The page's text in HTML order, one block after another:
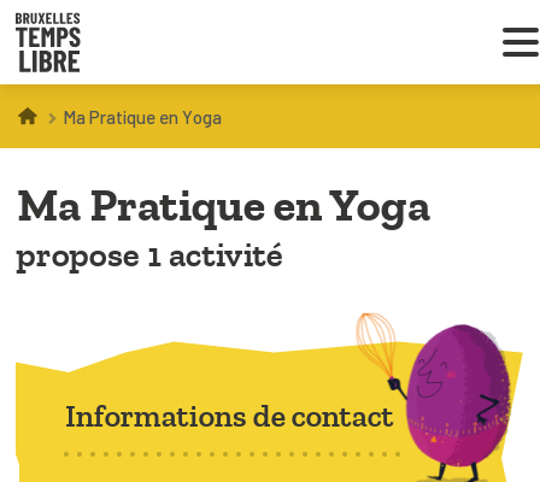
Infos parents
Droit au loisir
Coordinations ATL
VOUS CHERCHEZ DES ACTIVITÉS
À BRUXELLES
Trouver une activité
Ma Pratique en Yoga
Ma Pratique en Yoga
propose 1 activité
Informations de contact